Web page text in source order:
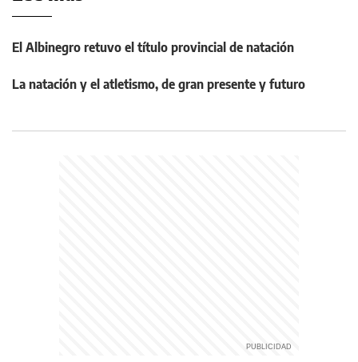
El Albinegro retuvo el título provincial de natación
La natación y el atletismo, de gran presente y futuro